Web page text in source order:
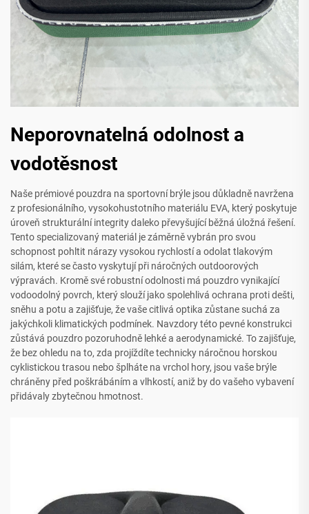
Neporovnatelná odolnost a
vodotěsnost
Naše prémiové pouzdra na sportovní brýle jsou důkladně navržena
z profesionálního, vysokohustotního materiálu EVA, který poskytuje
úroveň strukturální integrity daleko převyšující běžná úložná řešení.
Tento specializovaný materiál je záměrně vybrán pro svou
schopnost pohltit nárazy vysokou rychlostí a odolat tlakovým
silám, které se často vyskytují při náročných outdoorových
výpravách. Kromě své robustní odolnosti má pouzdro vynikající
vodoodolný povrch, který slouží jako spolehlivá ochrana proti dešti,
sněhu a potu a zajišťuje, že vaše citlivá optika zůstane suchá za
jakýchkoli klimatických podmínek. Navzdory této pevné konstrukci
zůstává pouzdro pozoruhodně lehké a aerodynamické. To zajišťuje,
že bez ohledu na to, zda projíždíte technicky náročnou horskou
cyklistickou trasou nebo šplháte na vrchol hory, jsou vaše brýle
chráněny před poškrábáním a vlhkostí, aniž by do vašeho vybavení
přidávaly zbytečnou hmotnost.